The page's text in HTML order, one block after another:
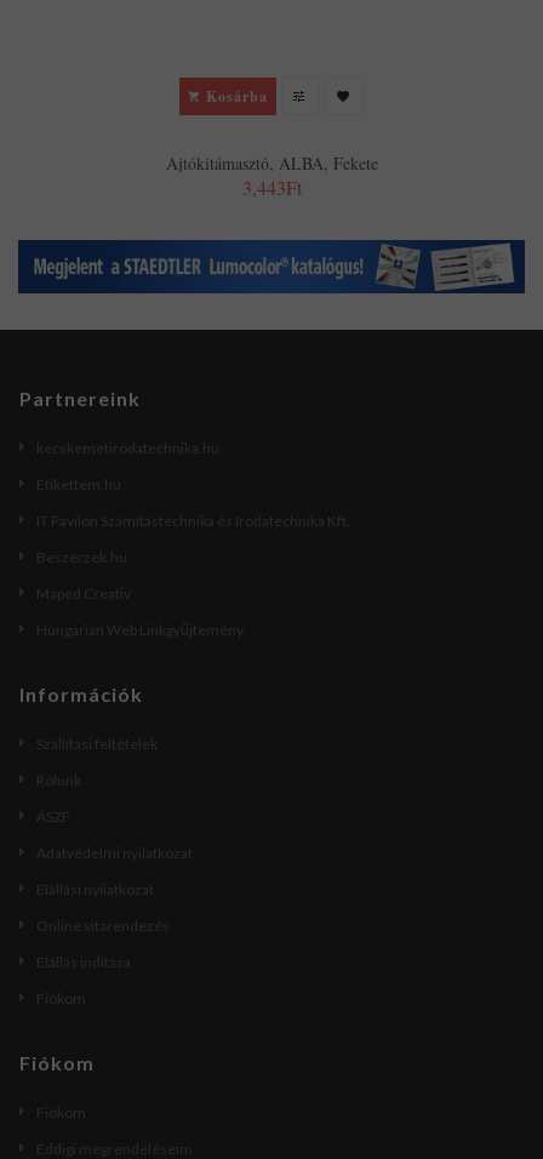
Kosárba
Ajtókitámasztó, ALBA, Fekete
3,443Ft
Partnereink
kecskemetirodatechnika.hu
Etikettem.hu
IT Pavilon Számítástechnika és Irodatechnika Kft.
Beszerzek.hu
Maped Creativ
Hungarian Web Linkgyűjtemény
Információk
Szállítási feltételek
Rólunk
ÁSZF
Adatvédelmi nyilatkozat
Elállási nyilatkozat
Online vitarendezés
Elállás indítása
Fiókom
Fiókom
Fiókom
Eddigi megrendeléseim